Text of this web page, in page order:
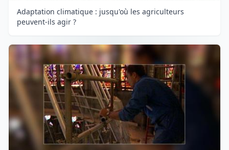
Adaptation climatique : jusqu'où les agriculteurs
peuvent-ils agir ?